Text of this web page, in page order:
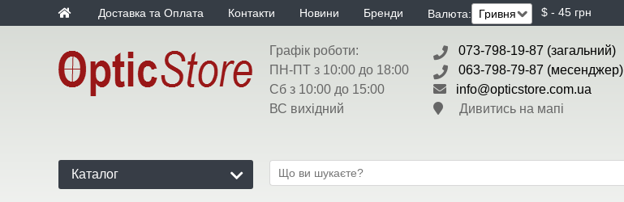
Доставка та Оплата Контакти Новини Бренди Валюта: $ - 45 грн
Графік роботи:
ПН-ПТ з 10:00 до 18:00
Сб з 10:00 до 15:00
ВС вихідний
073-798-19-87 (загальний)
063-798-79-87 (месенджер)
info@opticstore.com.ua
Дивитись на мапі
Каталог